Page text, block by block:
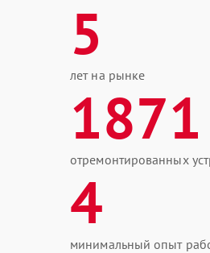
5
лет на рынке
1871
отремонтированных
4
минимальный опыт